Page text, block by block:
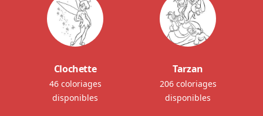
Clochette
46 coloriages
disponibles
Tarzan
206 coloriages
disponibles